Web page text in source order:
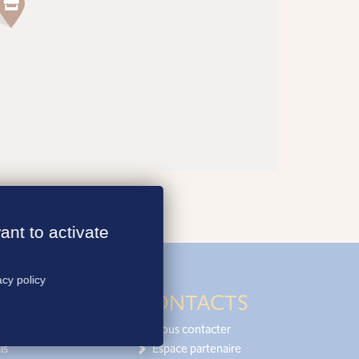
CONTACTS
Nous contacter
Espace partenaire
to activate
policy